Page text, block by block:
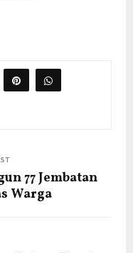
77 Jembatan
Warga